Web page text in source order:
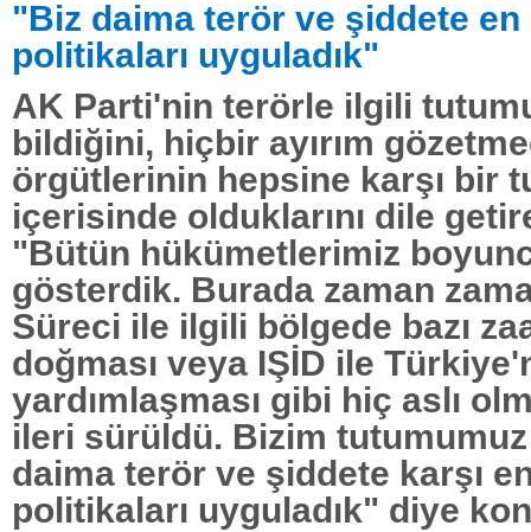
"Biz daima terör ve şiddete en
politikaları uyguladık"
AK Parti'nin terörle ilgili
bildiğini, hiçbir ayırım
örgütlerinin hepsine karşı bir
içerisinde olduklarını dile
"Bütün hükümetlerimiz
gösterdik. Burada zaman
Süreci ile ilgili bölgede bazı
doğması veya IŞİD ile
yardımlaşması gibi hiç aslı
ileri sürüldü. Bizim tutumumuz
daima terör ve şiddete karşı
politikaları uyguladık" diye